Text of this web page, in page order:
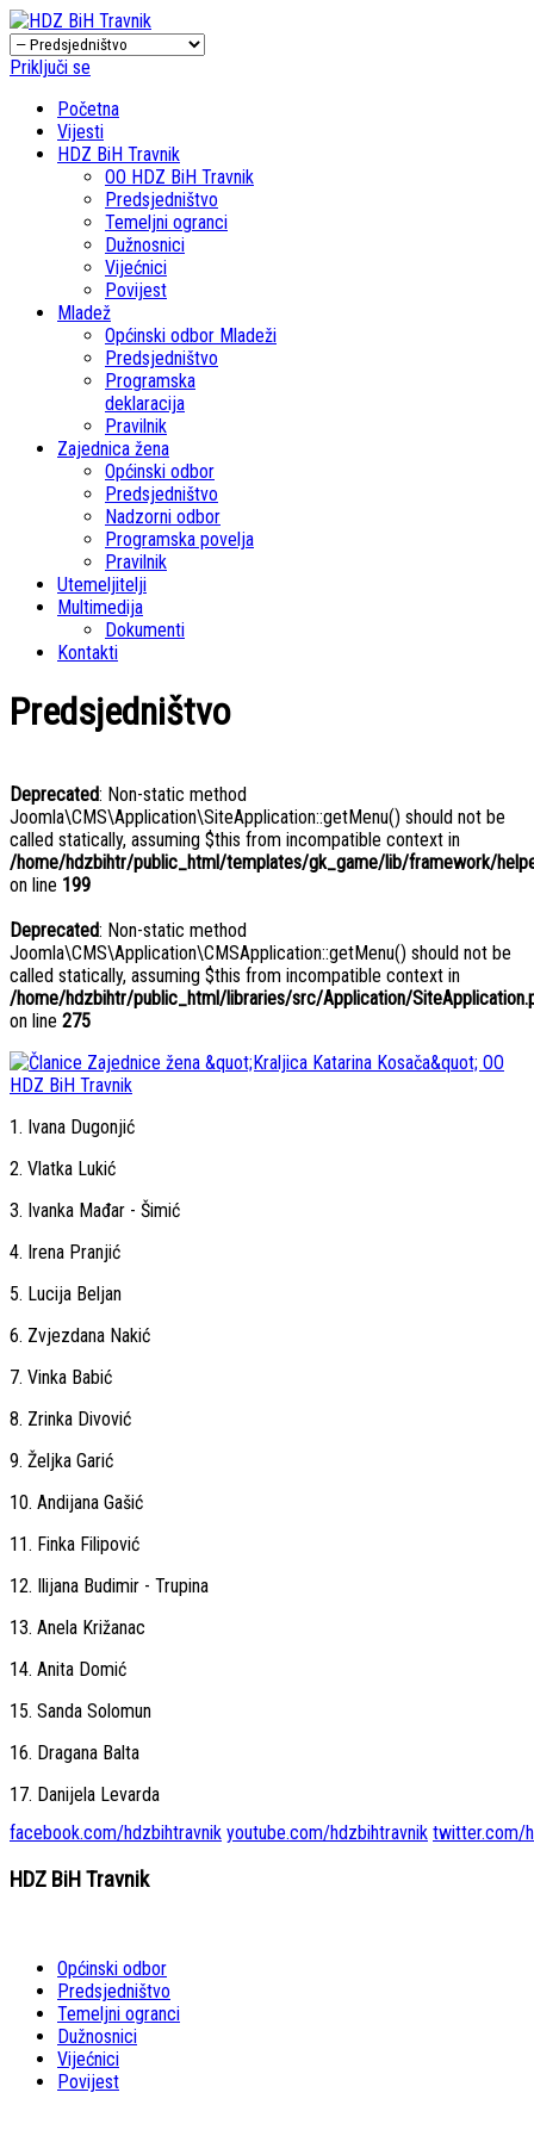
Priključi se
Početna
Vijesti
HDZ BiH Travnik
OO HDZ BiH Travnik
Predsjedništvo
Temeljni ogranci
Dužnosnici
Vijećnici
Povijest
Mladež
Općinski odbor Mladeži
Predsjedništvo
Programska
deklaracija
Pravilnik
Zajednica žena
Općinski odbor
Predsjedništvo
Nadzorni odbor
Programska povelja
Pravilnik
Utemeljitelji
Multimedija
Dokumenti
Kontakti
Predsjedništvo
Deprecated: Non-static method
Joomla\CMS\Application\SiteApplication::getMenu() should not be
called statically, assuming $this from incompatible context in
/home/hdzbihtr/public_html/templates/gk_game/lib/framework/
on line 199
Deprecated: Non-static method
Joomla\CMS\Application\CMSApplication::getMenu() should not be
called statically, assuming $this from incompatible context in
/home/hdzbihtr/public_html/libraries/src/Application/
on line 275
1. Ivana Dugonjić
2. Vlatka Lukić
3. Ivanka Mađar - Šimić
4. Irena Pranjić
5. Lucija Beljan
6. Zvjezdana Nakić
7. Vinka Babić
8. Zrinka Divović
9. Željka Garić
10. Andijana Gašić
11. Finka Filipović
12. Ilijana Budimir - Trupina
13. Anela Križanac
14. Anita Domić
15. Sanda Solomun
16. Dragana Balta
17. Danijela Levarda
facebook.com/hdzbihtravnik youtube.com/hdzbihtravnik twitter.com/
HDZ BiH Travnik
Općinski odbor
Predsjedništvo
Temeljni ogranci
Dužnosnici
Vijećnici
Povijest